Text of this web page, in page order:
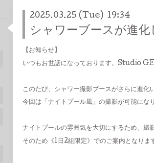
2025.03.25 (Tue) 19:34
シャワーブースが進化
【お知らせ】
いつもお世話になっております。Studio
このたび、シャワー撮影ブースがさらに進化
今回は「ナイトプール風」の撮影が可能にな
ナイトプールの雰囲気を大切にするため、撮
そのため《1日2組限定》でのご案内となりま